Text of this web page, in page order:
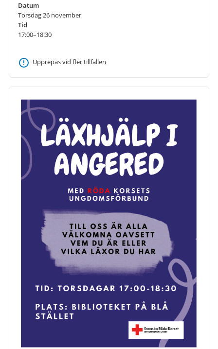
Datum
Torsdag 26 november
Tid
17:00–18:30
Upprepas vid fler tillfällen